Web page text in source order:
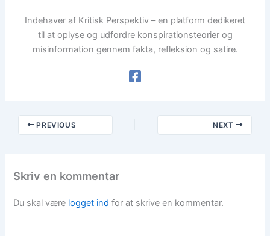
Indehaver af Kritisk Perspektiv – en platform dedikeret
til at oplyse og udfordre konspirationsteorier og
misinformation gennem fakta, refleksion og satire.
PREVIOUS NEXT
Skriv en kommentar
Du skal være logget ind for at skrive en kommentar.